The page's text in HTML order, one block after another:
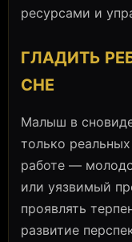
ресурсами и
ГЛАДИТЬ
СНЕ
Малыш в
только
работе —
или уязвимый
проявлять
развитие